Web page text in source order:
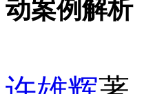
动案例解析